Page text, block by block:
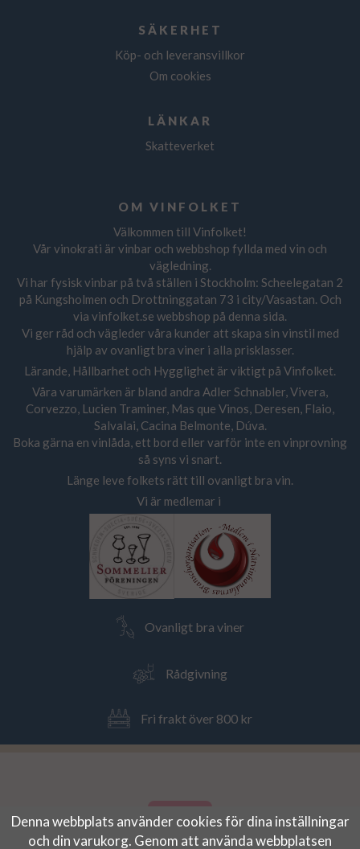
SÄKERHET
Köp- och leveransvillkor
Om cookies
LÄNKAR
Skatteverket
OM VINFOLKET
Välkommen till Vinfolket!
Vår vinokrati är vinbar och webbshop fyllda med vin och
vägledning.
Vi har fysisk vinbar på två ställen i Stockholm: Scheelegatan 2
på Kungsholmen och Drottninggatan 73 i city/Vasastan. Och
via vinfolket.se webbshop på denna sida.
Vi ger råd och vägleder våra kunder att skapa sin vinstil med
hjälp av ovanligt bra viner i alla prisklasser.
Lärande, Hållbarhet och Hygglighet är viktigt på Vinfolket.
Våra varumärken är bland andra Adler Schnabler, Vivera,
Corvezzo, Lucien Traminer, Mas que Vinos, Deresen, Flaio,
Salvalai, Cacina Belmonte, Dúva.
Boka gärna en vinlåda, ett bord eller varför inte en vinprovning
så syns vi snart.
Länge leve folkets rätt till ovanligt bra vin.
Vi är medlemar i
Ovanligt bra viner
Rådgivning
Fri frakt över 800 kr
Denna webbplats använder cookies för dina inställningar
och din varukorg. Genom att använda webbplatsen